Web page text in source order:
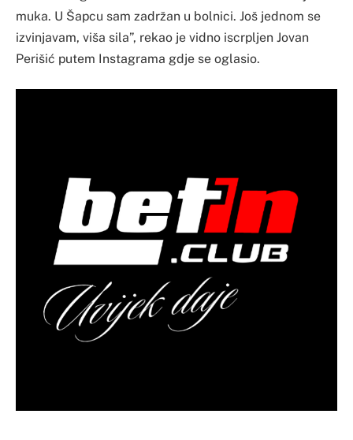
muka. U Šapcu sam zadržan u bolnici. Još jednom se
izvinjavam, viša sila”, rekao je vidno iscrpljen Jovan
Perišić putem Instagrama gdje se oglasio.